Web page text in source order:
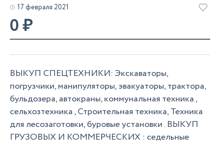
17 февраля 2021
0₽
ВЫКУП СПЕЦТЕХНИКИ: Экскаваторы,
погрузчики, манипуляторы, эвакуаторы, трактора,
бульдозера, автокраны, коммунальная техника ,
сельхозтехника , Строительная техника, Техника
для лесозаготовки, буровые установки . ВЫКУП
ГРУЗОВЫХ И КОММЕРЧЕСКИХ : седельные